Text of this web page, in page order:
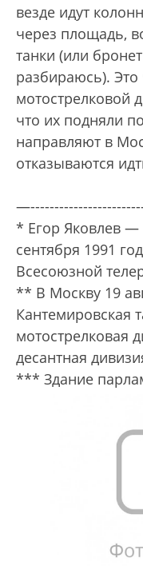
везде идут
через площадь,
танки (или
разбираюсь). Это
мотострелковой
что их подняли
направляют в
отказываются
* Егор Яковлев —
сентября 1991
Всесоюзной
** В Москву 19
Кантемировская
мотострелковая
десантная
*** Здание